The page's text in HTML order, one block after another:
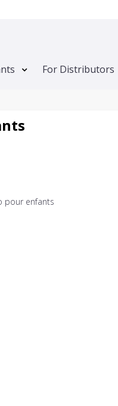
For Distributors
pour enfants